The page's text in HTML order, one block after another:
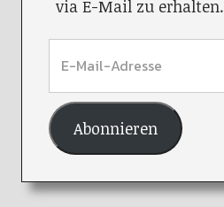
via E-Mail zu erhalten.
Abonnieren